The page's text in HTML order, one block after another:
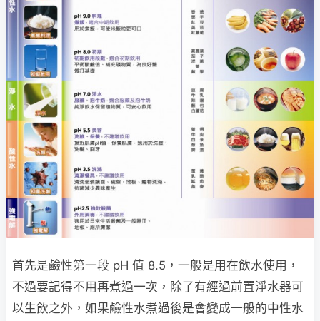
首先是鹼性第一段 pH 值 8.5，一般是用在飲水使用，
不過要記得不用再煮過一次，除了有經過前置淨水器可
以生飲之外，如果鹼性水煮過後是會變成一般的中性水